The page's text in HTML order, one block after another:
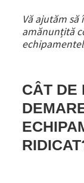
Vă ajutăm
amănunțită
CÂT DE